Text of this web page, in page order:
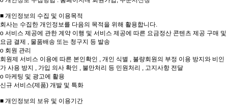
■ 개인정보의 수집 및 이용목적
회사는 수집한 개인정보를 다음의 목적을 위해 활용합니다.
ο 서비스 제공에 관한 계약 이행 및 서비스 제공에 따른 요금정산 콘텐츠 제공 구매 및
요금 결제 , 물품배송 또는 청구지 등 발송
ο 회원 관리
회원제 서비스 이용에 따른 본인확인 , 개인 식별 , 불량회원의 부정 이용 방지와 비인
가 사용 방지 , 가입 의사 확인 , 불만처리 등 민원처리 , 고지사항 전달
ο 마케팅 및 광고에 활용
신규 서비스(제품) 개발 및 특화
■ 개인정보의 보유 및 이용기간